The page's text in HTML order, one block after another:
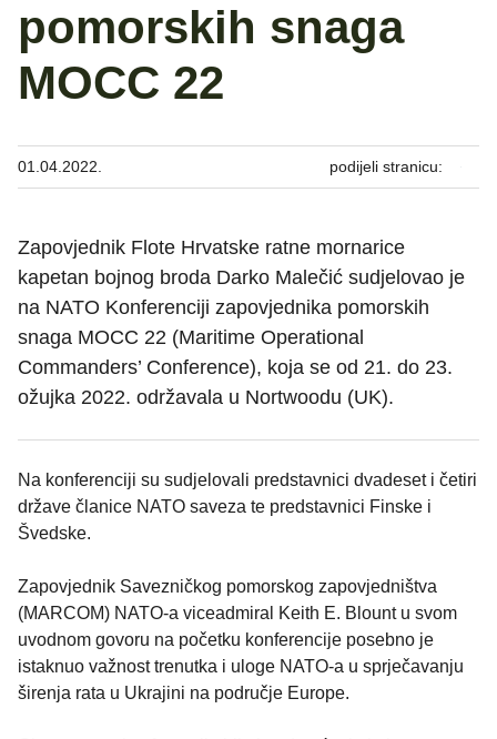
pomorskih snaga
MOCC 22
01.04.2022. podijeli stranicu:
Zapovjednik Flote Hrvatske ratne mornarice
kapetan bojnog broda Darko Malečić sudjelovao je
na NATO Konferenciji zapovjednika pomorskih
snaga MOCC 22 (Maritime Operational
Commanders’ Conference), koja se od 21. do 23.
ožujka 2022. održavala u Nortwoodu (UK).
Na konferenciji su sudjelovali predstavnici dvadeset i četiri
države članice NATO saveza te predstavnici Finske i
Švedske.
Zapovjednik Savezničkog pomorskog zapovjedništva
(MARCOM) NATO-a viceadmiral Keith E. Blount u svom
uvodnom govoru na početku konferencije posebno je
istaknuo važnost trenutka i uloge NATO-a u sprječavanju
širenja rata u Ukrajini na područje Europe.